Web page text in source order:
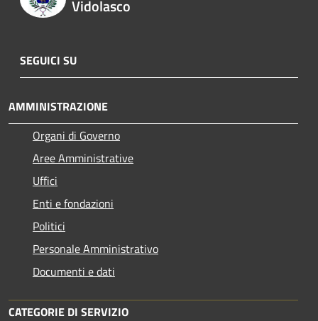
Vidolasco
SEGUICI SU
AMMINISTRAZIONE
Organi di Governo
Aree Amministrative
Uffici
Enti e fondazioni
Politici
Personale Amministrativo
Documenti e dati
CATEGORIE DI SERVIZIO